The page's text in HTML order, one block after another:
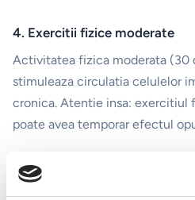
4. Exercitii fizice moderate
Activitatea fizica moderata (30
stimuleaza circulatia celulelor
cronica. Atentie insa: exercitiul
poate avea temporar efectul
Concluzie